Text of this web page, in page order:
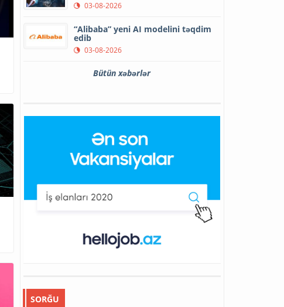
03-08-2026
“Alibaba” yeni AI modelini təqdim
edib
03-08-2026
Bütün xəbərlər
SORĞU